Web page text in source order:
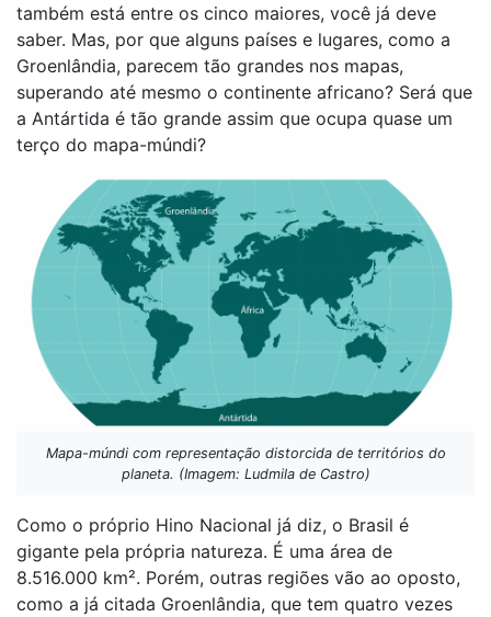
também está entre os cinco maiores, você já deve
saber. Mas, por que alguns países e lugares, como a
Groenlândia, parecem tão grandes nos mapas,
superando até mesmo o continente africano? Será que
a Antártida é tão grande assim que ocupa quase um
terço do mapa-múndi?
Mapa-múndi com representação distorcida de territórios do
planeta. (Imagem: Ludmila de Castro)
Como o próprio Hino Nacional já diz, o Brasil é
gigante pela própria natureza. É uma área de
8.516.000 km². Porém, outras regiões vão ao oposto,
como a já citada Groenlândia, que tem quatro vezes